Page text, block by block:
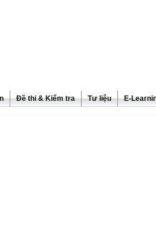
Đề thi & Kiểm tra Tư liệu E-